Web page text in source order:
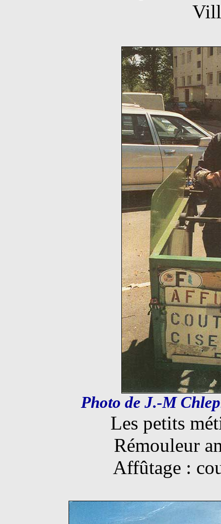
Photo de J.-M
Les petits
Rémouleur
Affûtage :